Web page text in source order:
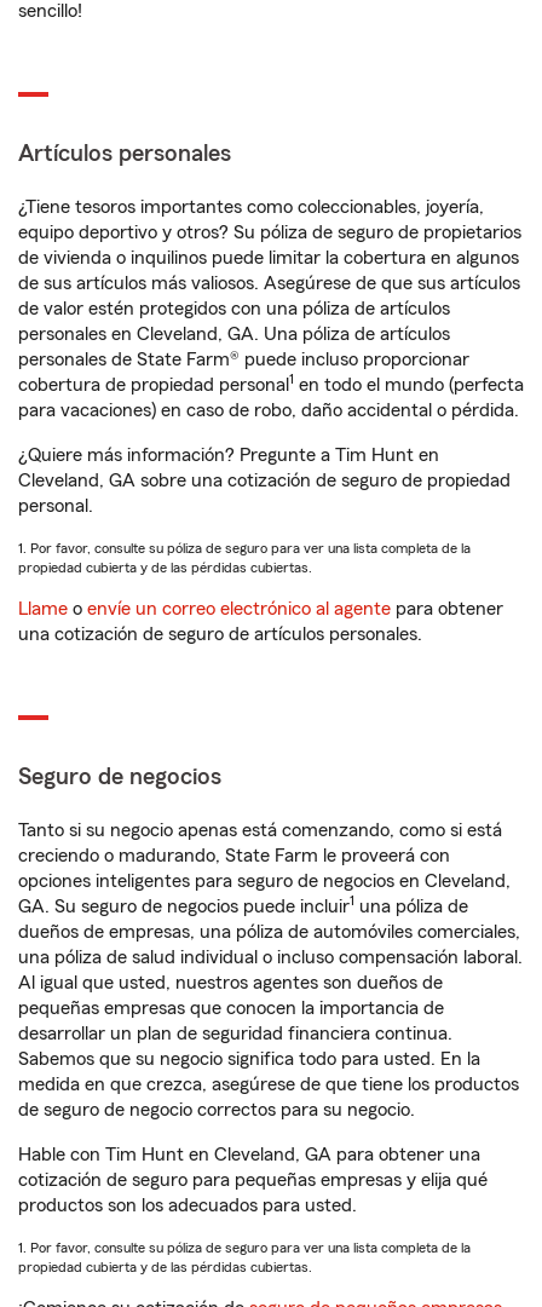
sencillo!
Artículos personales
¿Tiene tesoros importantes como coleccionables, joyería,
equipo deportivo y otros? Su póliza de seguro de propietarios
de vivienda o inquilinos puede limitar la cobertura en algunos
de sus artículos más valiosos. Asegúrese de que sus artículos
de valor estén protegidos con una póliza de artículos
personales en Cleveland, GA. Una póliza de artículos
personales de State Farm® puede incluso proporcionar
cobertura de propiedad personal 1 en todo el mundo (perfecta
para vacaciones) en caso de robo, daño accidental o pérdida.
¿Quiere más información? Pregunte a Tim Hunt en
Cleveland, GA sobre una cotización de seguro de propiedad
personal.
1. Por favor, consulte su póliza de seguro para ver una lista completa de la
propiedad cubierta y de las pérdidas cubiertas.
Llame o envíe un correo electrónico al agente para obtener
una cotización de seguro de artículos personales.
Seguro de negocios
Tanto si su negocio apenas está comenzando, como si está
creciendo o madurando, State Farm le proveerá con
opciones inteligentes para seguro de negocios en Cleveland,
GA. Su seguro de negocios puede incluir1 una póliza de
dueños de empresas, una póliza de automóviles comerciales,
una póliza de salud individual o incluso compensación laboral.
Al igual que usted, nuestros agentes son dueños de
pequeñas empresas que conocen la importancia de
desarrollar un plan de seguridad financiera continua.
Sabemos que su negocio significa todo para usted. En la
medida en que crezca, asegúrese de que tiene los productos
de seguro de negocio correctos para su negocio.
Hable con Tim Hunt en Cleveland, GA para obtener una
cotización de seguro para pequeñas empresas y elija qué
productos son los adecuados para usted.
1. Por favor, consulte su póliza de seguro para ver una lista completa de la
propiedad cubierta y de las pérdidas cubiertas.